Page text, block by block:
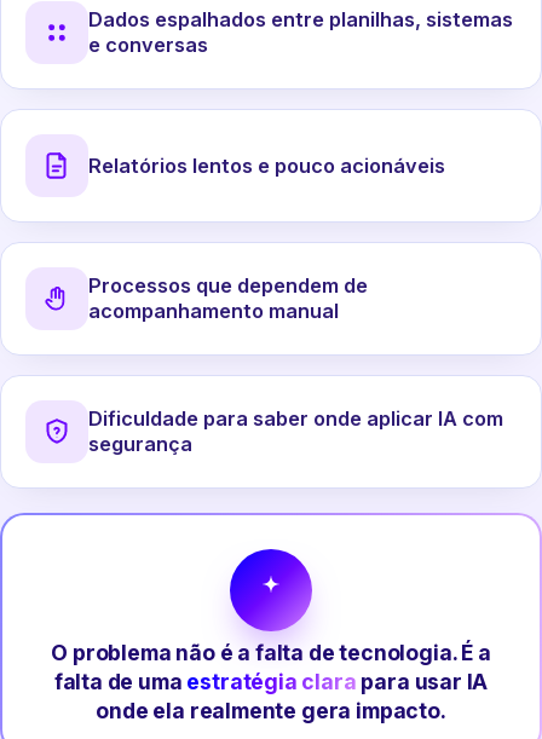
Dados espalhados entre planilhas, sistemas
e conversas
Relatórios lentos e pouco acionáveis
Processos que dependem de
acompanhamento manual
Dificuldade para saber onde aplicar IA com
segurança
O problema não é a falta de tecnologia. É a
falta de uma estratégia clara para usar IA
onde ela realmente gera impacto.